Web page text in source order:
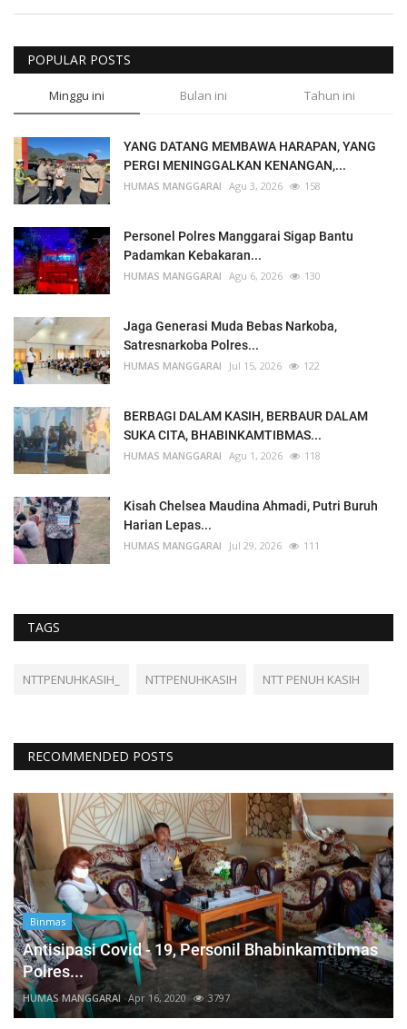
POPULAR POSTS
Minggu ini Bulan ini Tahun ini
YANG DATANG MEMBAWA HARAPAN, YANG
PERGI MENINGGALKAN KENANGAN,...
HUMAS MANGGARAI Agu 3, 2026 158
Personel Polres Manggarai Sigap Bantu
Padamkan Kebakaran...
HUMAS MANGGARAI Agu 6, 2026 130
Jaga Generasi Muda Bebas Narkoba,
Satresnarkoba Polres...
HUMAS MANGGARAI Jul 15, 2026 122
BERBAGI DALAM KASIH, BERBAUR DALAM
SUKA CITA, BHABINKAMTIBMAS...
HUMAS MANGGARAI Agu 1, 2026 118
Kisah Chelsea Maudina Ahmadi, Putri Buruh
Harian Lepas...
HUMAS MANGGARAI Jul 29, 2026 111
TAGS
NTTPENUHKASIH_ NTTPENUHKASIH NTT PENUH KASIH
RECOMMENDED POSTS
Binmas
Antisipasi Covid - 19, Personil Bhabinkamtibmas
Polres...
HUMAS MANGGARAI Apr 16, 2020 3797